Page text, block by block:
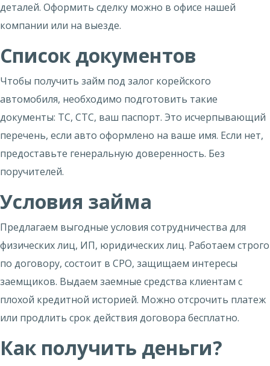
деталей. Оформить сделку можно в офисе нашей
компании или на выезде.
Список документов
Чтобы получить займ под залог корейского
автомобиля, необходимо подготовить такие
документы: ТС, СТС, ваш паспорт. Это исчерпывающий
перечень, если авто оформлено на ваше имя. Если нет,
предоставьте генеральную доверенность. Без
поручителей.
Условия займа
Предлагаем выгодные условия сотрудничества для
физических лиц, ИП, юридических лиц. Работаем строго
по договору, состоит в СРО, защищаем интересы
заемщиков. Выдаем заемные средства клиентам с
плохой кредитной историей. Можно отсрочить платеж
или продлить срок действия договора бесплатно.
Как получить деньги?